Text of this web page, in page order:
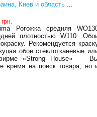
Киев и область ...
Рогожка средняя
плотностью W110
Рекомендуется
обои стеклотканевые
«Strong House» —
время на поиск товара, но